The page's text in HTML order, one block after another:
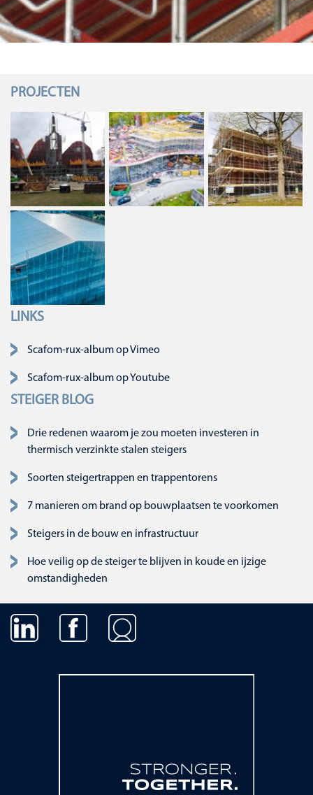
PROJECTEN
LINKS
Navigatie overslaan
Scafom-rux-album op Vimeo
Scafom-rux-album op Youtube
STEIGER BLOG
Drie redenen waarom je zou moeten investeren in
thermisch verzinkte stalen steigers
Soorten steigertrappen en trappentorens
7 manieren om brand op bouwplaatsen te voorkomen
Steigers in de bouw en infrastructuur
Hoe veilig op de steiger te blijven in koude en ijzige
omstandigheden
Navigatie overslaan